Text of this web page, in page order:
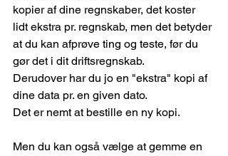
kopier af dine regnskaber, det koster
lidt ekstra pr. regnskab, men det betyder
at du kan afprøve ting og teste, før du
gør det i dit driftsregnskab.
Derudover har du jo en "ekstra" kopi af
dine data pr. en given dato.
Det er nemt at bestille en ny kopi.
Men du kan også vælge at gemme en